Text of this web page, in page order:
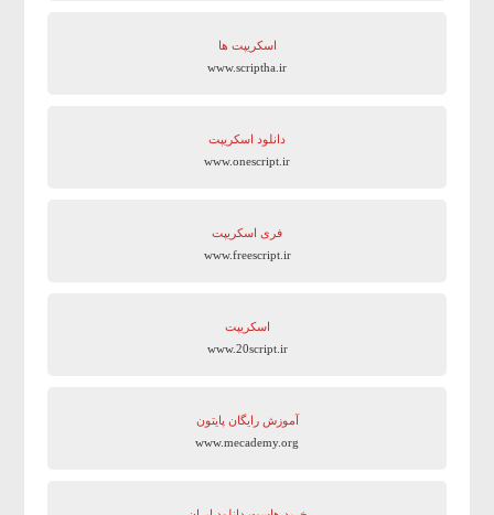
اسکریپت ها
www.scriptha.ir
دانلود اسکریپت
www.onescript.ir
فری اسکریپت
www.freescript.ir
اسکریپت
www.20script.ir
آموزش رایگان پایتون
www.mecademy.org